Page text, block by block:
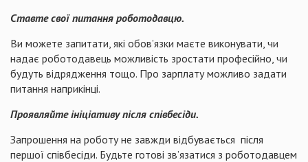
Ставте свої питання роботодавцю.
Ви можете запитати, які обов’язки маєте виконувати, чи
надає роботодавець можливість зростати професійно, чи
будуть відрядження тощо. Про зарплату можливо задати
питання наприкінці.
Проявляйте ініціативу після співбесіди.
Запрошення на роботу не завжди відбувається після
першої співбесіди. Будьте готові зв’язатися з роботодавцем